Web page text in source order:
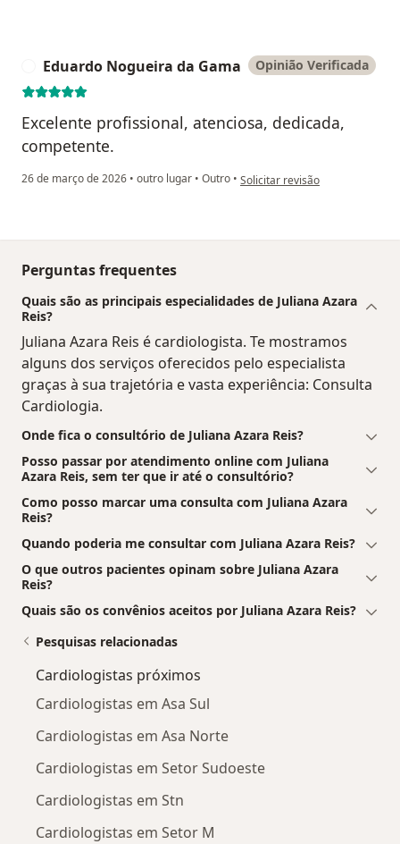
Eduardo Nogueira da Gama Opinião Verificada
Excelente profissional, atenciosa, dedicada,
competente.
26 de março de 2026 • outro lugar • Outro • na opinião do utilizador
Solicitar revisão
Perguntas frequentes
Quais são as principais especialidades de Juliana Azara
Reis?
Juliana Azara Reis é cardiologista. Te mostramos
alguns dos serviços oferecidos pelo especialista
graças à sua trajetória e vasta experiência: Consulta
Cardiologia.
Onde fica o consultório de Juliana Azara Reis?
Posso passar por atendimento online com Juliana
Azara Reis, sem ter que ir até o consultório?
Como posso marcar uma consulta com Juliana Azara
Reis?
Quando poderia me consultar com Juliana Azara Reis?
O que outros pacientes opinam sobre Juliana Azara
Reis?
Quais são os convênios aceitos por Juliana Azara Reis?
Pesquisas relacionadas
Cardiologistas próximos
Cardiologistas em Asa Sul
Cardiologistas em Asa Norte
Cardiologistas em Setor Sudoeste
Cardiologistas em Stn
Cardiologistas em Setor M